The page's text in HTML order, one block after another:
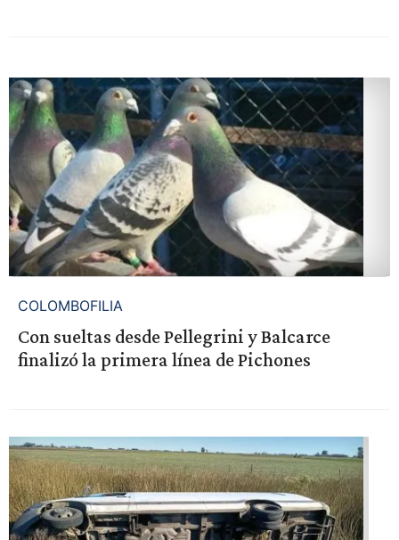
COLOMBOFILIA
Con sueltas desde Pellegrini y Balcarce
finalizó la primera línea de Pichones